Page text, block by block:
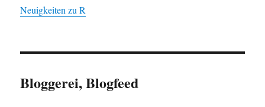
Neuigkeiten zu R
Bloggerei, Blogfeed